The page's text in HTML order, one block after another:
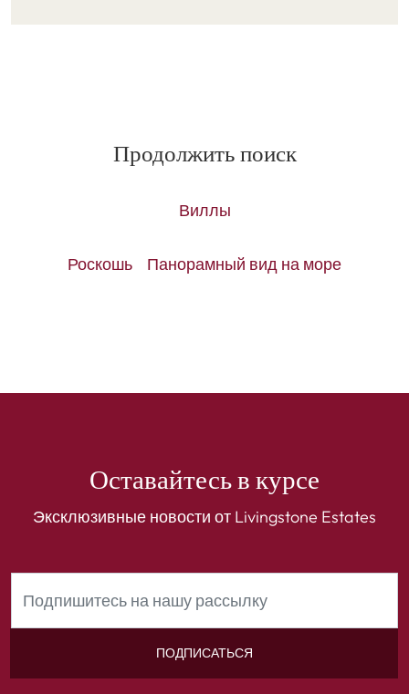
Продолжить поиск
Виллы
Роскошь Панорамный вид на море
Оставайтесь в курсе
Эксклюзивные новости от Livingstone Estates
ПОДПИСАТЬСЯ